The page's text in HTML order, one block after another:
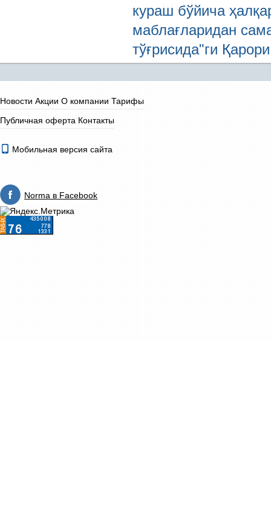
кураш бўйича
маблағларидан
тўғрисида"ги Қарори
Новости Акции О компании Тарифы
Публичная оферта Контакты
Мобильная версия сайта
Norma в Facebook